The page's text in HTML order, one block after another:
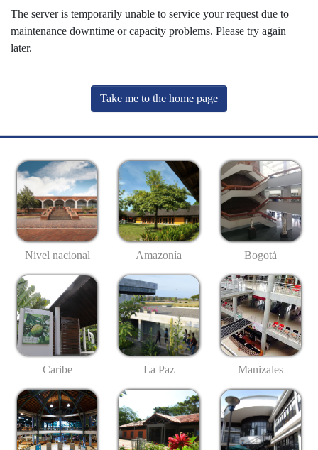
The server is temporarily unable to service your request due to
maintenance downtime or capacity problems. Please try again
later.
Take me to the home page
Nivel nacional Amazonía Bogotá
Caribe La Paz Manizales